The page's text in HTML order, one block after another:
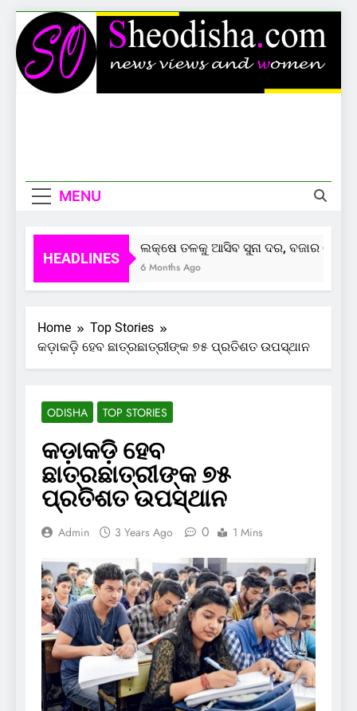
Skip
to
content
MENU
HEADLINES
ଲକ୍ଷେ ତଳକୁ ଆସିବ ସୁନା ଦର, ବଜାର ଦେଲାଣି
6 Months Ago
Home
Top Stories
କଡ଼ାକଡ଼ି ହେବ ଛାତ୍ରଛାତ୍ରୀଙ୍କ ୭୫ ପ୍ରତିଶତ ଉପସ୍ଥାନ
ODISHA TOP STORIES
କଡ଼ାକଡ଼ି ହେବ
ଛାତ୍ରଛାତ୍ରୀଙ୍କ ୭୫
ପ୍ରତିଶତ ଉପସ୍ଥାନ
Admin 3 Years Ago 0 1 Mins